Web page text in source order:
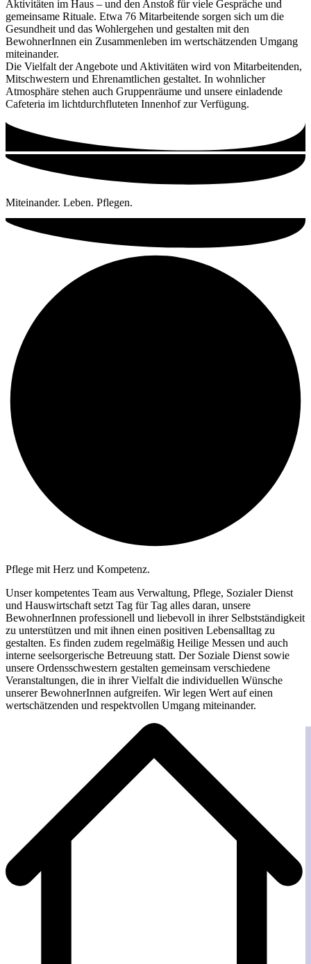
Aktivitäten im Haus – und den Anstoß für viele Gespräche und
gemeinsame Rituale. Etwa 76 Mitarbeitende sorgen sich um die
Gesundheit und das Wohlergehen und gestalten mit den
BewohnerInnen ein Zusammenleben im wertschätzenden Umgang
miteinander.
Die Vielfalt der Angebote und Aktivitäten wird von Mitarbeitenden,
Mitschwestern und Ehrenamtlichen gestaltet. In wohnlicher
Atmosphäre stehen auch Gruppenräume und unsere einladende
Cafeteria im lichtdurchfluteten Innenhof zur Verfügung.
Miteinander. Leben. Pflegen.
Pflege mit Herz und Kompetenz.
Unser kompetentes Team aus Verwaltung, Pflege, Sozialer Dienst
und Hauswirtschaft setzt Tag für Tag alles daran, unsere
BewohnerInnen professionell und liebevoll in ihrer Selbstständigkeit
zu unterstützen und mit ihnen einen positiven Lebensalltag zu
gestalten. Es finden zudem regelmäßig Heilige Messen und auch
interne seelsorgerische Betreuung statt. Der Soziale Dienst sowie
unsere Ordensschwestern gestalten gemeinsam verschiedene
Veranstaltungen, die in ihrer Vielfalt die individuellen Wünsche
unserer BewohnerInnen aufgreifen. Wir legen Wert auf einen
wertschätzenden und respektvollen Umgang miteinander.